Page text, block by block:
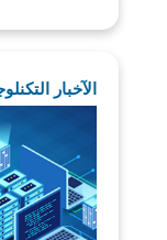
الآخبار